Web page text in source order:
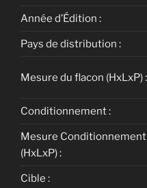
Année d’Édition :
Pays de distribution :
Mesure du flacon (HxLxP) :
Conditionnement :
Mesure Conditionnement
(HxLxP) :
Cible :